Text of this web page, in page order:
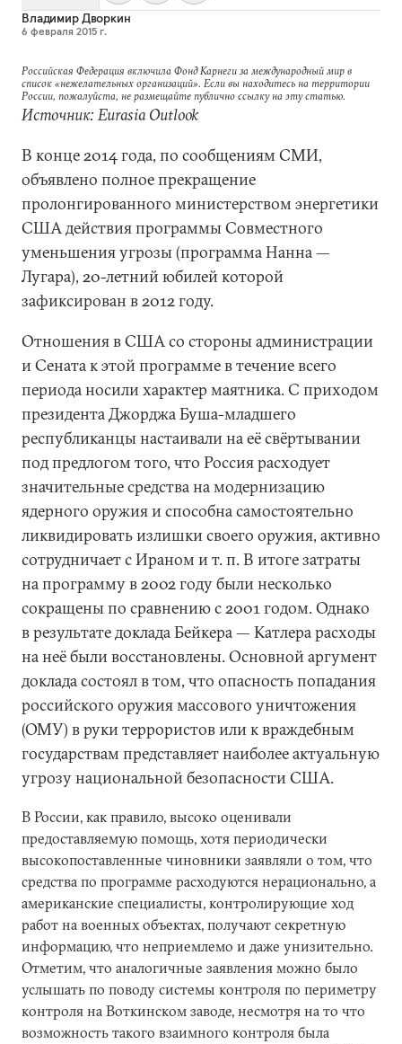
Владимир Дворкин
6 февраля 2015 г.
Российская Федерация включила Фонд Карнеги за международный мир в
список «нежелательных организаций». Если вы находитесь на территории
России, пожалуйста, не размещайте публично ссылку на эту статью.
Источник: Eurasia Outlook
В конце 2014 года, по сообщениям СМИ,
объявлено полное прекращение
пролонгированного министерством энергетики
США действия программы Совместного
уменьшения угрозы (программа Нанна —
Лугара), 20-летний юбилей которой
зафиксирован в 2012 году.
Отношения в США со стороны администрации
и Сената к этой программе в течение всего
периода носили характер маятника. С приходом
президента Джорджа Буша-младшего
республиканцы настаивали на её свёртывании
под предлогом того, что Россия расходует
значительные средства на модернизацию
ядерного оружия и способна самостоятельно
ликвидировать излишки своего оружия, активно
сотрудничает с Ираном и т. п. В итоге затраты
на программу в 2002 году были несколько
сокращены по сравнению с 2001 годом. Однако
в результате доклада Бейкера — Катлера расходы
на неё были восстановлены. Основной аргумент
доклада состоял в том, что опасность попадания
российского оружия массового уничтожения
(ОМУ) в руки террористов или к враждебным
государствам представляет наиболее актуальную
угрозу национальной безопасности США.
В России, как правило, высоко оценивали
предоставляемую помощь, хотя периодически
высокопоставленные чиновники заявляли о том, что
средства по программе расходуются нерационально, а
американские специалисты, контролирующие ход
работ на военных объектах, получают секретную
информацию, что неприемлемо и даже унизительно.
Отметим, что аналогичные заявления можно было
услышать по поводу системы контроля по периметру
контроля на Воткинском заводе, несмотря на то что
возможность такого взаимного контроля была